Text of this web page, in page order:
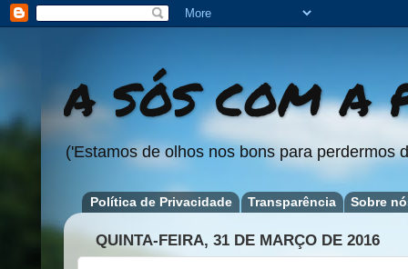
A SÓS COM A
('Estamos de olhos nos bons para perdermos
Política de Privacidade Transparência Sobre
QUINTA-FEIRA, 31 DE MARÇO DE 2016